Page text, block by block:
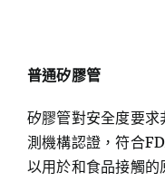
普通矽膠管
矽膠管對安全度要
測機構認證，符合
以用於和食品接觸的